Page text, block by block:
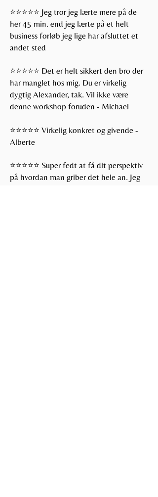
⭐️⭐️⭐️⭐️⭐️ Jeg tror jeg lærte mere på de
her 45 min. end jeg lærte på et helt
business forløb jeg lige har afsluttet et
andet sted
⭐️⭐️⭐️⭐️⭐️ Det er helt sikkert den bro der
har manglet hos mig. Du er virkelig
dygtig Alexander, tak. Vil ikke være
denne workshop foruden - Michael
⭐️⭐️⭐️⭐️⭐️ Virkelig konkret og givende -
Alberte
⭐️⭐️⭐️⭐️⭐️ Super fedt at få dit perspektiv
på hvordan man griber det hele an. Jeg